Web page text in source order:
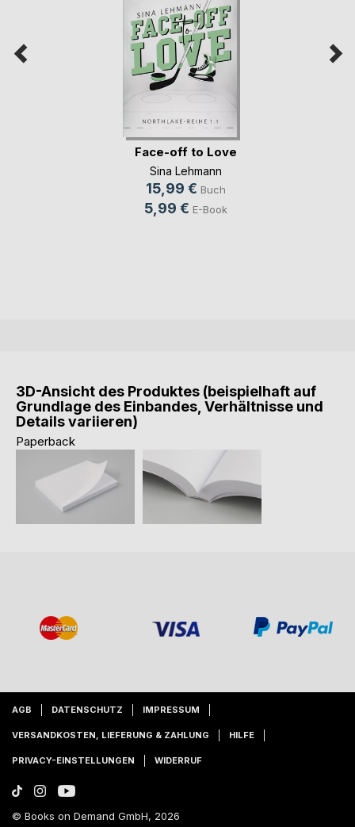
Face-off to Love
Sina Lehmann
15,99 € Buch
5,99 € E-Book
3D-Ansicht des Produktes (beispielhaft auf
Grundlage des Einbandes, Verhältnisse und
Details variieren)
Paperback
AGB DATENSCHUTZ IMPRESSUM
VERSANDKOSTEN, LIEFERUNG & ZAHLUNG HILFE
PRIVACY-EINSTELLUNGEN WIDERRUF
© Books on Demand GmbH, 2026